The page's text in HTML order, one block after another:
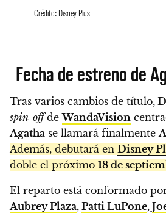
Crédito: Disney Plus
Fecha de estreno de
Tras varios cambios de título,
spin-offdeWandaVision
Agatha se llamará finalmente
Además, debutará en Disney
doble el próximo 18 de
El reparto está conformado
Aubrey Plaza, Patti LuPone,